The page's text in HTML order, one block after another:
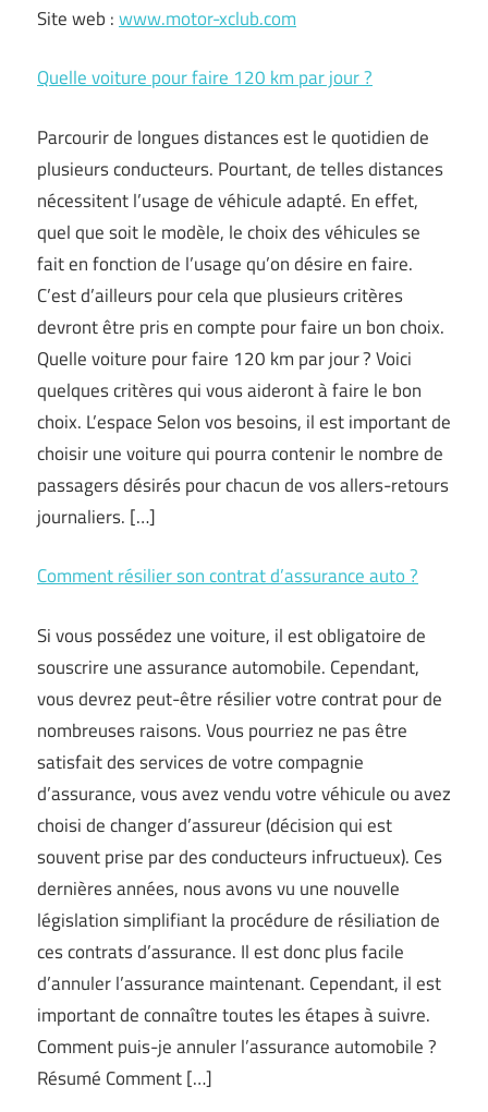
Site web :www.motor-xclub.com
Quelle voiture pour faire 120 km par jour ?
Parcourir de longues distances est le quotidien de
plusieurs conducteurs. Pourtant, de telles distances
nécessitent l’usage de véhicule adapté. En effet,
quel que soit le modèle, le choix des véhicules se
fait en fonction de l’usage qu’on désire en faire.
C’est d’ailleurs pour cela que plusieurs critères
devront être pris en compte pour faire un bon choix.
Quelle voiture pour faire 120 km par jour ? Voici
quelques critères qui vous aideront à faire le bon
choix. L’espace Selon vos besoins, il est important de
choisir une voiture qui pourra contenir le nombre de
passagers désirés pour chacun de vos allers-retours
journaliers. […]
Comment résilier son contrat d’assurance auto ?
Si vous possédez une voiture, il est obligatoire de
souscrire une assurance automobile. Cependant,
vous devrez peut-être résilier votre contrat pour de
nombreuses raisons. Vous pourriez ne pas être
satisfait des services de votre compagnie
d’assurance, vous avez vendu votre véhicule ou avez
choisi de changer d’assureur (décision qui est
souvent prise par des conducteurs infructueux). Ces
dernières années, nous avons vu une nouvelle
législation simplifiant la procédure de résiliation de
ces contrats d’assurance. Il est donc plus facile
d’annuler l’assurance maintenant. Cependant, il est
important de connaître toutes les étapes à suivre.
Comment puis-je annuler l’assurance automobile ?
Résumé Comment […]